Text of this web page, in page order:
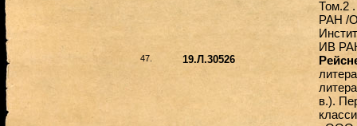
Том.2
РАН /
ИВ
47. 19.Л.30526
в.).